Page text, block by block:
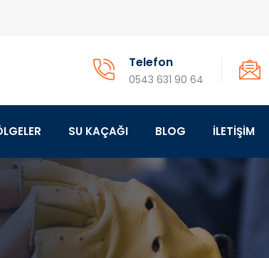
Telefon
0543 631 90 64
SU KAÇAĞI BLOG İLETİŞİM